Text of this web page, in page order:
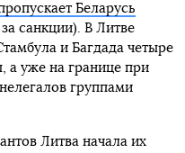
Беларусь
санкции). В Литве
и Багдада четыре
а уже на границе при
группами
Литва начала их